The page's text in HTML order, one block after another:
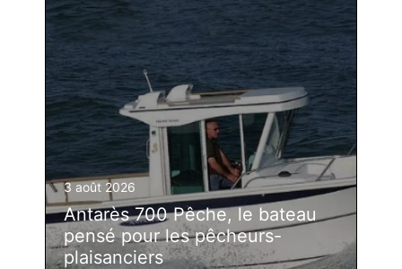
3 août 2026
Antarès 700 Pêche, le bateau
pensé pour les pêcheurs-
plaisanciers